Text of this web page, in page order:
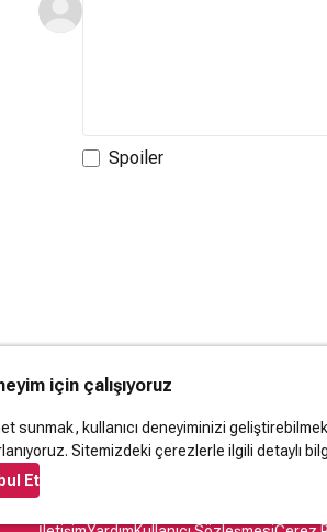
Spoiler
için çalışıyoruz
sunmak, kullanıcı deneyiminizi
Sitemizdeki çerezlerle ilgili detaylı
Et
Destek